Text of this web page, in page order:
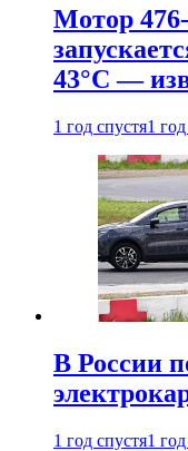
Мотор
43°С —
1 год спустя1
В России
1 год спустя1